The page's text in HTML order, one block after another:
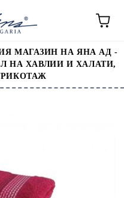
МАГАЗИН НА ЯНА АД -
НА ХАВЛИИ И ХАЛАТИ,